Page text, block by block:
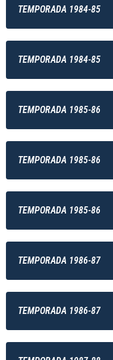
TEMPORADA 1984-85
TEMPORADA 1984-85
TEMPORADA 1985-86
TEMPORADA 1985-86
TEMPORADA 1985-86
TEMPORADA 1986-87
TEMPORADA 1986-87